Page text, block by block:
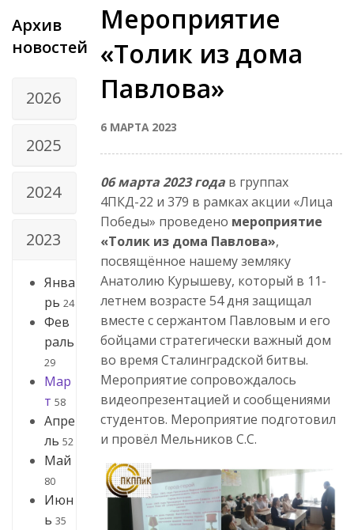
Архив
новостей
2026
2025
2024
2023
Янва
рь 24
Фев
раль
29
Мар
т 58
Апре
ль 52
Май
80
Июн
ь 35
Мероприятие
«Толик из дома
Павлова»
6 МАРТА 2023
06 марта 2023 года в группах
4ПКД-22 и 379 в рамках акции «Лица
Победы» проведено мероприятие
«Толик из дома Павлова»,
посвящённое нашему земляку
Анатолию Курышеву, который в 11-
летнем возрасте 54 дня защищал
вместе с сержантом Павловым и его
бойцами стратегически важный дом
во время Сталинградской битвы.
Мероприятие сопровождалось
видеопрезентацией и сообщениями
студентов. Мероприятие подготовил
и провёл Мельников С.С.